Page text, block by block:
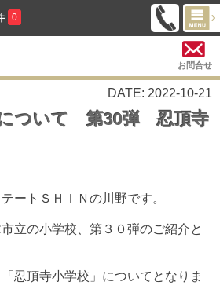
0
お問合せ
DATE: 2022-10-21
ついて 第30弾 忍頂寺
ートＳＨＩＮの川野です。
立の小学校、第３０弾のご紹介と
忍頂寺小学校」についてとなりま